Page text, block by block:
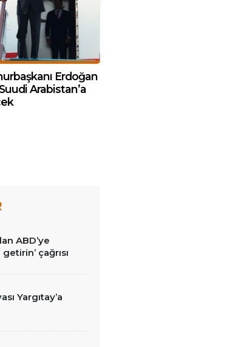
Erdoğan
Arabistan’a
ABD’ye
çağrısı
Yargıtay’a